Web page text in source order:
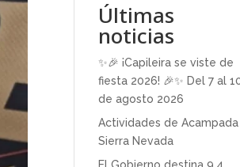
Últimas
noticias
✨🎉 ¡Capileira se viste de
fiesta 2026! 🎉✨ Del 7 al
de agosto 2026
Actividades de Acampada
Sierra Nevada